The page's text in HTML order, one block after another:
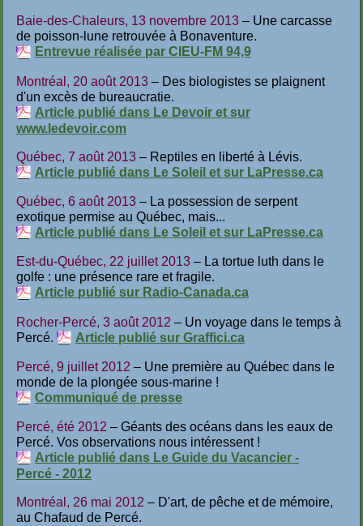
Baie-des-Chaleurs, 13 novembre 2013 – Une carcasse
de poisson-lune retrouvée à Bonaventure.
Entrevue réalisée par CIEU-FM 94,9
Montréal, 20 août 2013 – Des biologistes se plaignent
d'un excès de bureaucratie.
Article publié dans Le Devoir et sur
www.ledevoir.com
Québec, 7 août 2013 – Reptiles en liberté à Lévis.
Article publié dans Le Soleil et sur LaPresse.ca
Québec, 6 août 2013 – La possession de serpent
exotique permise au Québec, mais...
Article publié dans Le Soleil et sur LaPresse.ca
Est-du-Québec, 22 juillet 2013 – La tortue luth dans le
golfe : une présence rare et fragile.
Article publié sur Radio-Canada.ca
Rocher-Percé, 3 août 2012 – Un voyage dans le temps à
Percé.
Article publié sur Graffici.ca
Percé, 9 juillet 2012 – Une première au Québec dans le
monde de la plongée sous-marine !
Communiqué de presse
Percé, été 2012 – Géants des océans dans les eaux de
Percé. Vos observations nous intéressent !
Article publié dans Le Guide du Vacancier -
Percé - 2012
Montréal, 26 mai 2012 – D'art, de pêche et de mémoire,
au Chafaud de Percé.